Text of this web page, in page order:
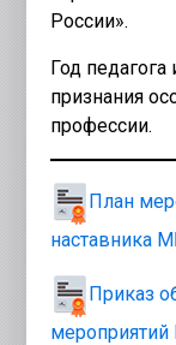
России».
Год
признания
профессии.
План
наставника
Приказ
мероприятий